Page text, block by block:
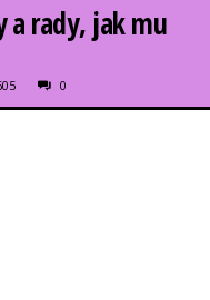
a rady, jak mu
0